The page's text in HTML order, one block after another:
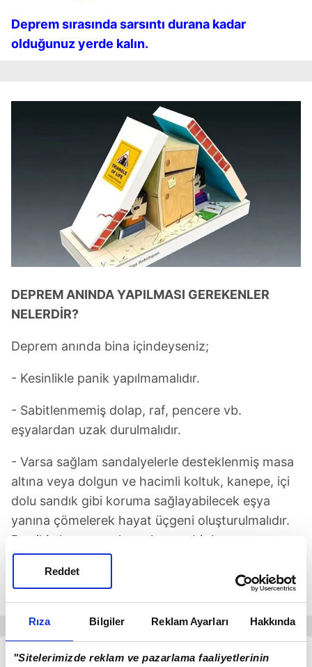
Rıza Bilgiler Reklam Ayarları Hakkında
"Sitelerimizde reklam ve pazarlama faaliyetlerinin
Reddet
Deprem sırasında sarsıntı durana kadar
olduğunuz yerde kalın.
DEPREM ANINDA YAPILMASI GEREKENLER
NELERDİR?
Deprem anında bina içindeyseniz;
- Kesinlikle panik yapılmamalıdır.
- Sabitlenmemiş dolap, raf, pencere vb.
eşyalardan uzak durulmalıdır.
- Varsa sağlam sandalyelerle desteklenmiş masa
altına veya dolgun ve hacimli koltuk, kanepe, içi
dolu sandık gibi koruma sağlayabilecek eşya
yanına çömelerek hayat üçgeni oluşturulmalıdır.
Baş iki el arasına alınarak veya bir koruyucu
(yastık, kitap vb) malzeme ile korunmalıdır.
Sarsıntı geçene kadar bu pozisyonda
- Güvenli bir yer bulup, diz üstü ÇÖK